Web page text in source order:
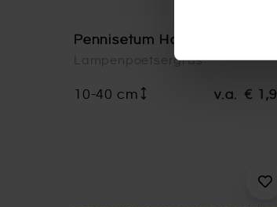
Pennisetum Hameln
Lampenpoetsergras
10-40 cm v.a. €